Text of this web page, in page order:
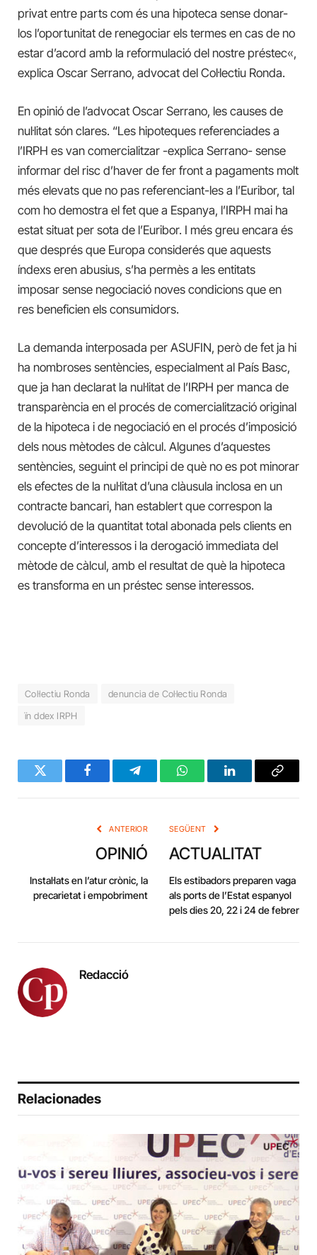
privat entre parts com és una hipoteca sense donar-
los l’oportunitat de renegociar els termes en cas de no
estar d’acord amb la reformulació del nostre préstec«,
explica Oscar Serrano, advocat del Col·lectiu Ronda.
En opinió de l’advocat Oscar Serrano, les causes de
nul·litat són clares. “Les hipoteques referenciades a
l’IRPH es van comercialitzar -explica Serrano- sense
informar del risc d’haver de fer front a pagaments molt
més elevats que no pas referenciant-les a l’Euribor, tal
com ho demostra el fet que a Espanya, l’IRPH mai ha
estat situat per sota de l’Euribor. I més greu encara és
que després que Europa considerés que aquests
índexs eren abusius, s’ha permès a les entitats
imposar sense negociació noves condicions que en
res beneficien els consumidors.
La demanda interposada per ASUFIN, però de fet ja hi
ha nombroses sentències, especialment al País Basc,
que ja han declarat la nul·litat de l’IRPH per manca de
transparència en el procés de comercialització original
de la hipoteca i de negociació en el procés d’imposició
dels nous mètodes de càlcul. Algunes d’aquestes
sentències, seguint el principi de què no es pot minorar
els efectes de la nul·litat d’una clàusula inclosa en un
contracte bancari, han establert que correspon la
devolució de la quantitat total abonada pels clients en
concepte d’interessos i la derogació immediata del
mètode de càlcul, amb el resultat de què la hipoteca
es transforma en un préstec sense interessos.
Col·lectiu Ronda
denuncia de Col·lectiu Ronda
ïn ddex IRPH
Twitter FacebookTelegramWhatsAppLinkedInCopy
ANTERIOR
OPINIÓ
Instal·lats en l’atur crònic, la
precarietat i empobriment
SEGÜENT
ACTUALITAT
Els estibadors preparen vaga
als ports de l’Estat espanyol
pels dies 20, 22 i 24 de febrer
Redacció
Relacionades